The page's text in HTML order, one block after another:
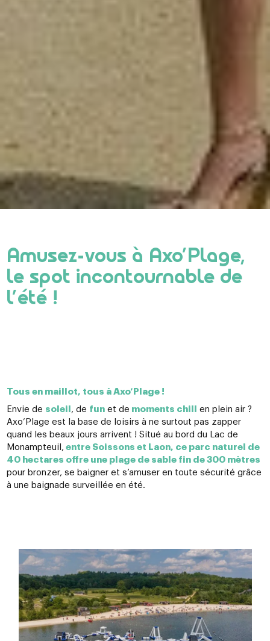
Amusez-vous à Axo’Plage,
le spot incontournable de
l’été !
Tous en maillot, tous à Axo’Plage !
Envie de soleil , de funet de moments chill
en plein air ?
Axo’Plage est la base de loisirs à ne surtout pas zapper
quand les beaux jours arrivent ! Situé au bord du Lac de
Monampteuil, entre Soissons et Laon, ce parc naturel de
40 hectares offre une plage de sable fin de 300 mètres
pour bronzer, se baigner et s’amuser en toute sécurité grâce
à une baignade surveillée en été.